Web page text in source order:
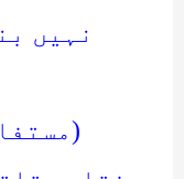
نہیں